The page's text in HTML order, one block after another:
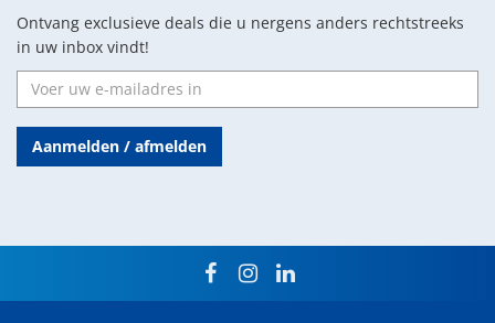
Ontvang exclusieve deals die u nergens anders rechtstreeks
in uw inbox vindt!
Aanmelden / afmelden
facebookinstagram
linkedin